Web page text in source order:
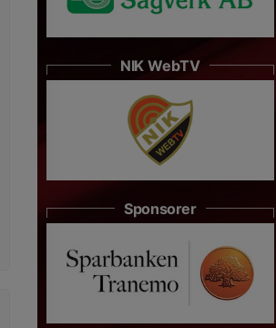
NIK WebTV
Sponsorer